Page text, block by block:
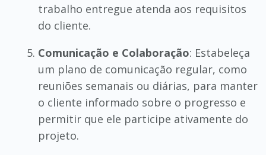
trabalho entregue atenda aos requisitos
do cliente.
Comunicação e Colaboração: Estabeleça
um plano de comunicação regular, como
reuniões semanais ou diárias, para manter
o cliente informado sobre o progresso e
permitir que ele participe ativamente do
projeto.